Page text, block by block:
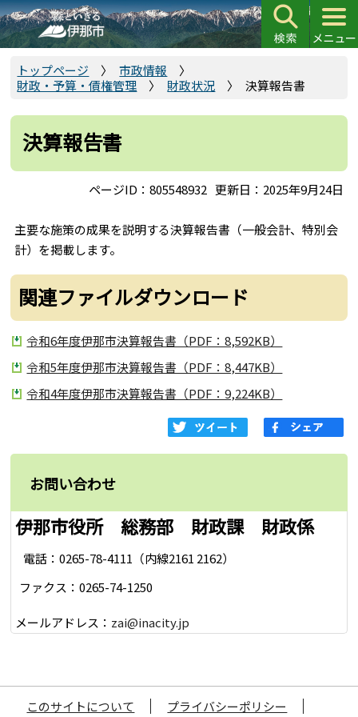
こ
の
ペ
で
トップページ
市政情報
財政・予算・債権管理
財政状況 決算報告書
決算報告書
ページID：805548932 更新日：2025年9月24日
主要な施策の成果を説明する決算報告書（一般会計、特別会
計）を掲載します。
関連ファイルダウンロード
令和6年度伊那市決算報告書（PDF：8,592KB）
令和5年度伊那市決算報告書（PDF：8,447KB）
令和4年度伊那市決算報告書（PDF：9,224KB）
お問い合わせ
伊那市役所 総務部 財政課 財政係
電話：0265-78-4111（内線2161 2162）
ファクス：0265-74-1250
メールアドレス： zai@inacity.jp
このサイトについて プライバシーポリシー